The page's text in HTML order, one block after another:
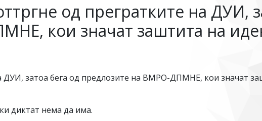
од прегратките на ДУИ,
кои значат заштита на
ДУИ, затоа бега од предлозите на ВМРО-ДПМНЕ, кои значат
диктат нема да има.